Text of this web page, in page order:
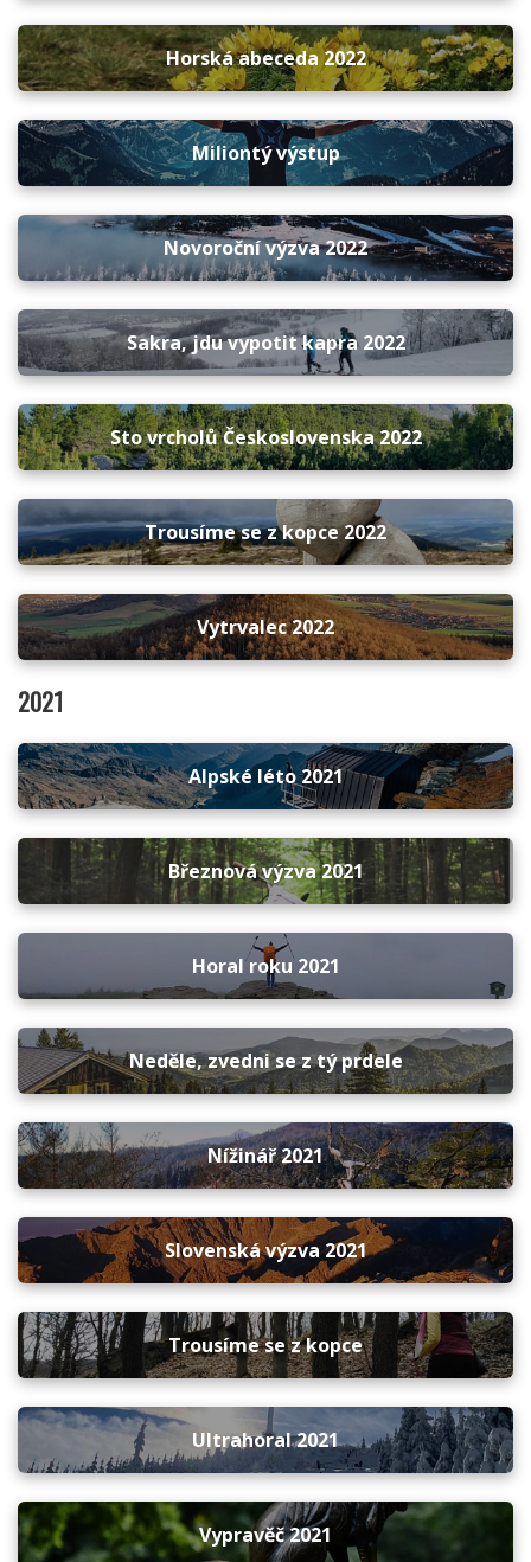
Horská abeceda 2022
Miliontý výstup
Novoroční výzva 2022
Sakra, jdu vypotit kapra 2022
Sto vrcholů Československa 2022
Trousíme se z kopce 2022
Vytrvalec 2022
2021
Alpské léto 2021
Březnová výzva 2021
Horal roku 2021
Neděle, zvedni se z tý prdele
Nížinář 2021
Slovenská výzva 2021
Trousíme se z kopce
Ultrahoral 2021
Vypravěč 2021